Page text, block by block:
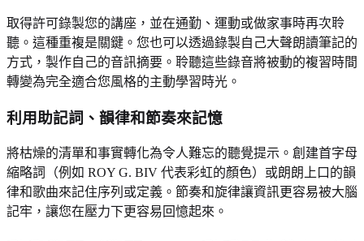
取得許可錄製您的講座，並在通勤、運動或做家事時再次聆
聽。這種重複是關鍵。您也可以透過錄製自己大聲朗讀筆記的
方式，製作自己的音訊摘要。聆聽這些錄音將被動的複習時間
轉變為完全適合您風格的主動學習時光。
利用助記詞、韻律和節奏來記憶
將枯燥的清單和事實轉化為令人難忘的聽覺提示。創建首字母
縮略詞（例如 ROY G. BIV 代表彩虹的顏色）或朗朗上口的韻
律和歌曲來記住序列或定義。節奏和旋律讓資訊更容易被大腦
記牢，讓您在壓力下更容易回憶起來。